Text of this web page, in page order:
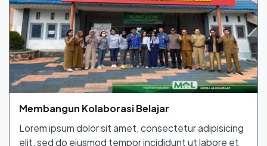
Membangun Kolaborasi Belajar
Lorem ipsum dolor sit amet, consectetur adipisicing
elit, sed do eiusmod tempor incididunt ut labore et